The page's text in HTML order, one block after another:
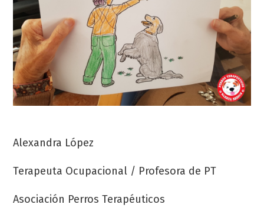
Alexandra López
Terapeuta Ocupacional / Profesora de PT
Asociación Perros Terapéuticos